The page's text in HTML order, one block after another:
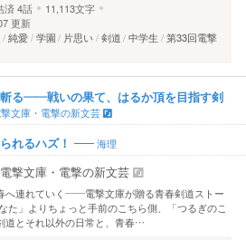
済4話
11,113文字
更新
純愛 学園 片思い 剣道 中学生
第33回電撃
る――戦いの果て、はるか頂を目指す剣
文庫・電撃の新文芸
れるハズ！ 海理
電撃文庫・電撃の新文芸
へ連れていく――電撃文庫が贈る青春剣道ストー
た」よりちょっと手前のこちら側、「つるぎのこ
道とそれ以外の日常と、青春…